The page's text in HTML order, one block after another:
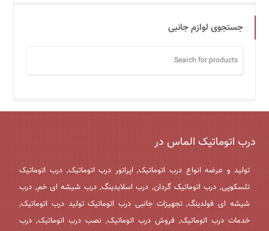
جستجوی لوازم جانبی
درب اتوماتیک الماس در
تولید و عرضه انواع درب اتوماتیک, اپراتور درب اتوماتیک, درب اتوماتیک
تلسکوپی, درب اتوماتیک گردان, درب اسلایدینگ, درب شیشه ای خم, درب
شیشه ای فولدینگ, تجهیزات جانبی درب اتوماتیک تولید درب اتوماتیک,
خدمات درب اتوماتیک, فروش درب اتوماتیک, نصب درب اتوماتیک, درب